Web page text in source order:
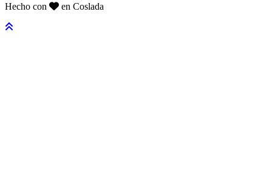
Hecho con
en Coslada